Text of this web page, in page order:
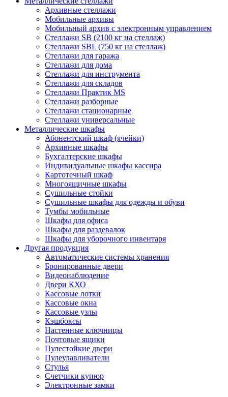
Архивные стеллажи
Мобильные архивы
Мобильный архив с электронным управлением
Стеллажи SB (2100 кг на стеллаж)
Стеллажи SBL (750 кг на стеллаж)
Стеллажи для гаража
Стеллажи для дома
Стеллажи для инструмента
Стеллажи для складов
Стеллажи Практик MS
Стеллажи разборные
Стеллажи стационарные
Стеллажи универсальные
Металлические шкафы
Абонентский шкаф (ячейки)
Архивные шкафы
Бухгалтерские шкафы
Индивидуальные шкафы кассира
Картотечный шкаф
Многоящичные шкафы
Сушильные стойки
Сушильные шкафы для одежды и обуви
Тумбы мобильные
Шкафы для офиса
Шкафы для раздевалок
Шкафы для уборочного инвентаря
Другая продукция
Автоматические системы хранения
Бронированные двери
Видеонаблюдение
Двери КХО
Кассовые лотки
Кассовые окна
Кассовые узлы
Кэшбоксы
Настенные ключницы
Почтовые ящики
Пулестойкие двери
Пулеулавливатели
Стулья
Счетчики купюр
Электронные замки